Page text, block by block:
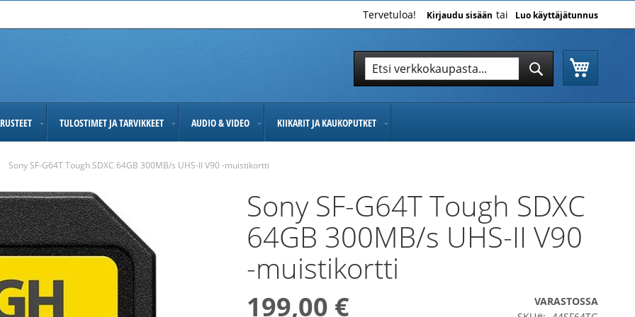
Tervetuloa! Kirjaudu sisään Luo käyttäjätunnus
Hae
TULOSTIMET JA TARVIKKEET AUDIO & VIDEO KIIKARIT JA KAUKOPUTKET
Sony SF-G64T Tough SDXC 64GB 300MB/s UHS-II V90 -muistikortti
Sony SF-G64T Tough SDXC
64GB 300MB/s UHS-II V90
-muistikortti
199,00 €
VARASTOSSA